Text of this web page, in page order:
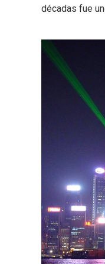
décadas fue